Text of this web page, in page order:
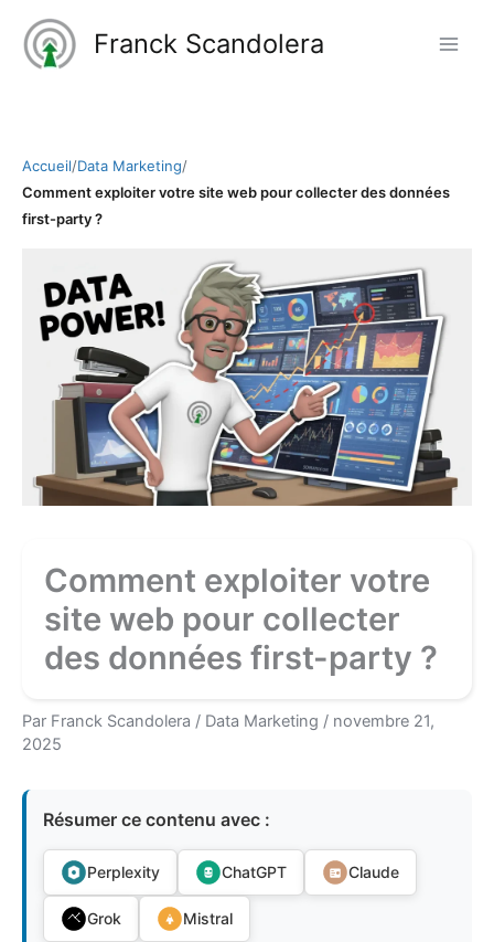
contenu
Franck Scandolera
Accueil/Data Marketing/
Comment exploiter votre site web pour collecter des données
first-party ?
Comment exploiter votre
site web pour collecter
des données first-party ?
Par Franck Scandolera / Data Marketing / novembre 21,
2025
Résumer ce contenu avec :
Perplexity ChatGPT Claude
Grok Mistral